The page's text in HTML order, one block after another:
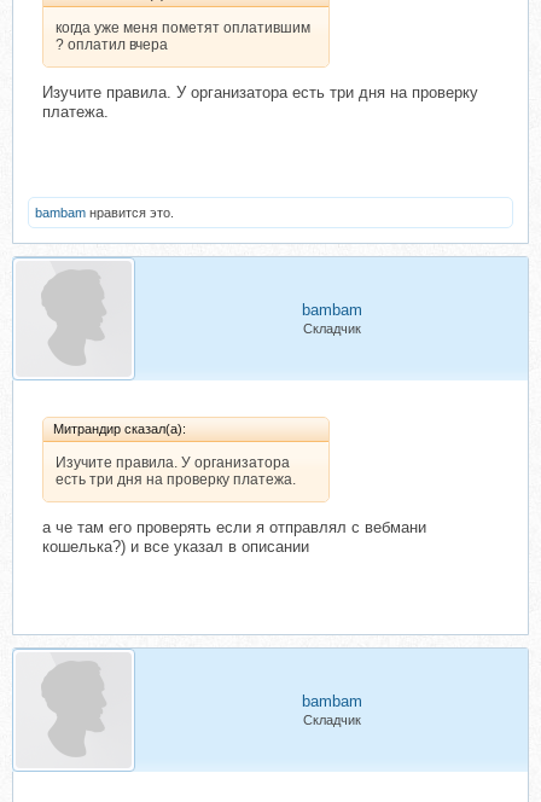
когда уже меня пометят оплатившим
? оплатил вчера
Изучите правила. У организатора есть три дня на проверку
платежа.
bambam нравится это.
bambam
Складчик
Митрандир сказал(а):
Изучите правила. У организатора
есть три дня на проверку платежа.
а че там его проверять если я отправлял с вебмани
кошелька?) и все указал в описании
bambam
Складчик